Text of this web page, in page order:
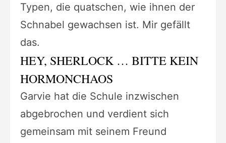
Typen, die quatschen, wie ihnen der
Schnabel gewachsen ist. Mir gefällt
das.
HEY, SHERLOCK … BITTE KEIN
HORMONCHAOS
Garvie hat die Schule inzwischen
abgebrochen und verdient sich
gemeinsam mit seinem Freund